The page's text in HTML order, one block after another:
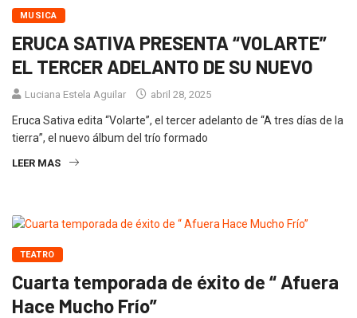
MUSICA
ERUCA SATIVA PRESENTA “VOLARTE”
EL TERCER ADELANTO DE SU NUEVO
Luciana Estela Aguilar abril 28, 2025
Eruca Sativa edita “Volarte”, el tercer adelanto de “A tres días de la
tierra”, el nuevo álbum del trío formado
LEER MAS
TEATRO
Cuarta temporada de éxito de “ Afuera
Hace Mucho Frío”